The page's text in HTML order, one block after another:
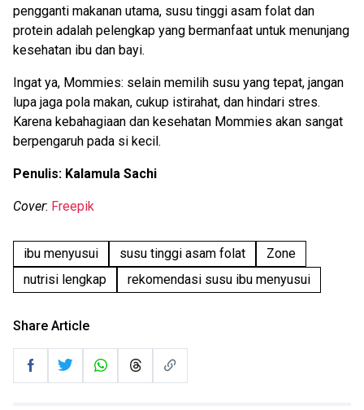
pengganti makanan utama, susu tinggi asam folat dan
protein adalah pelengkap yang bermanfaat untuk menunjang
kesehatan ibu dan bayi.
Ingat ya, Mommies: selain memilih susu yang tepat, jangan
lupa jaga pola makan, cukup istirahat, dan hindari stres.
Karena kebahagiaan dan kesehatan Mommies akan sangat
berpengaruh pada si kecil.
Penulis: Kalamula Sachi
Cover: Freepik
ibu menyusui susu tinggi asam folat
Zone
nutrisi lengkap
rekomendasi susu ibu menyusui
Share Article